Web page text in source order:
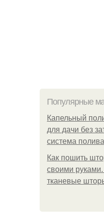
Популярные
Капельный
для дачи без
система
Как пошить
своими
тканевые